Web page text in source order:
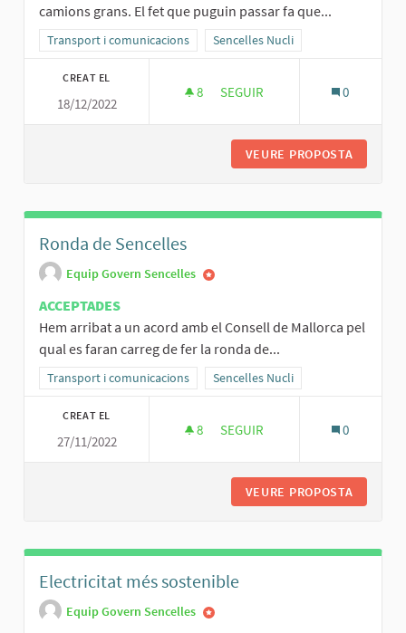
camions grans. El fet que puguin passar fa que...
Resultats al filtrar per la categoria: Transport i comunicacions
Transport i comunicacions Resultats al filtrar per l'àmbit:
Sencelles Nucli
CREAT EL
18/12/2022
8 8 SEGUIDORES
SEGUIR 0
VEURE PROPOSTA
Ronda de Sencelles
Equip Govern Sencelles
ACCEPTADES
Hem arribat a un acord amb el Consell de Mallorca pel
qual es faran carreg de fer la ronda de...
Resultats al filtrar per la categoria: Transport i comunicacions
Transport i comunicacions Resultats al filtrar per l'àmbit:
Sencelles Nucli
CREAT EL
27/11/2022
8 8 SEGUIDORES
SEGUIR 0
VEURE PROPOSTA
Electricitat més sostenible
Equip Govern Sencelles